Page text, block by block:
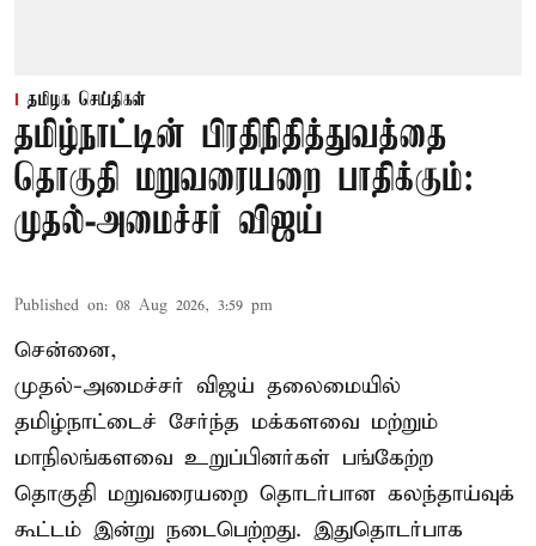
தமிழக செய்திகள்
தமிழ்நாட்டின் பிரதிநிதித்துவத்தை
தொகுதி மறுவரையறை பாதிக்கும்:
முதல்-அமைச்சர் விஜய்
Published on: 08 Aug 2026, 3:59 pm
சென்னை,
முதல்-அமைச்சர் விஜய் தலைமையில்
தமிழ்நாட்டைச் சேர்ந்த மக்களவை மற்றும்
மாநிலங்களவை உறுப்பினர்கள் பங்கேற்ற
தொகுதி மறுவரையறை தொடர்பான கலந்தாய்வுக்
கூட்டம் இன்று நடைபெற்றது. இதுதொடர்பாக